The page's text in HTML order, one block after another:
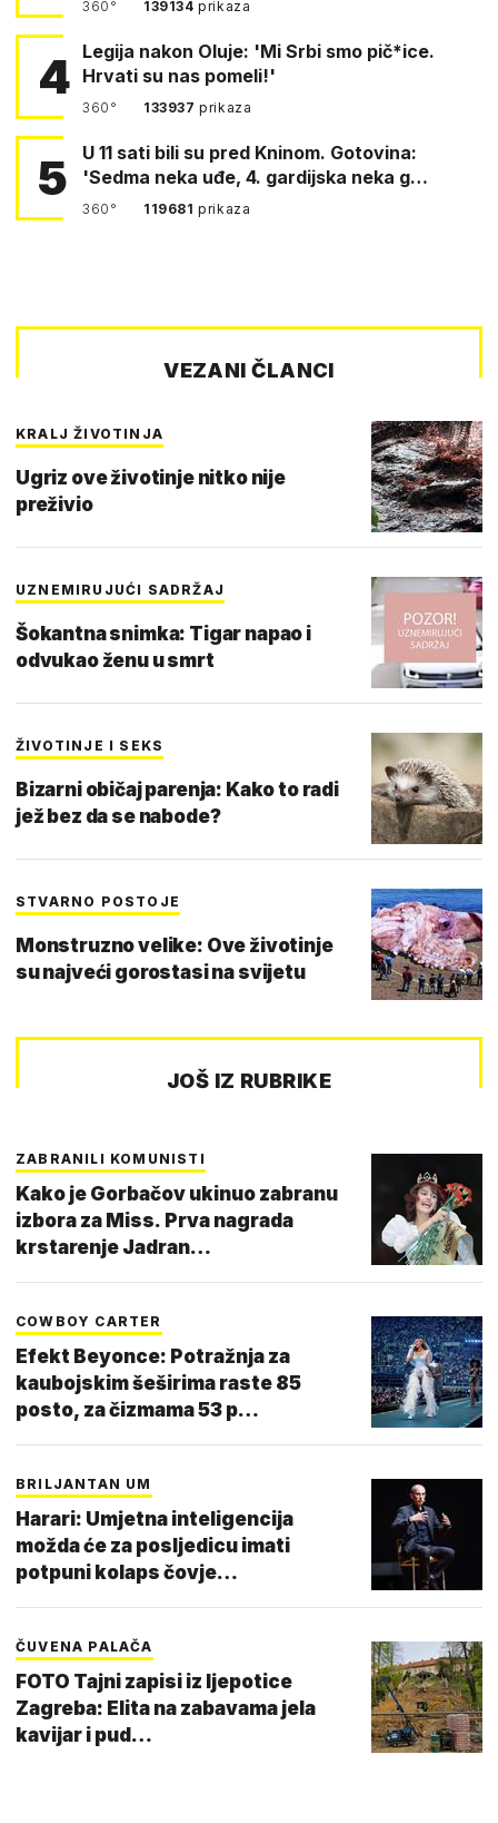
360° 139134prikaza
4 Legija nakon Oluje: 'Mi Srbi smo pič*ice.
Hrvati su nas pomeli!'
360° 133937prikaza
5
U 11 sati bili su pred Kninom. Gotovina:
'Sedma neka uđe, 4. gardijska neka g…
360° 119681prikaza
VEZANI ČLANCI
KRALJ ŽIVOTINJA
Ugriz ove životinje nitko nije
preživio
UZNEMIRUJUĆI SADRŽAJ
Šokantna snimka: Tigar napao i
odvukao ženu u smrt
ŽIVOTINJE I SEKS
Bizarni običaj parenja: Kako to radi
jež bez da se nabode?
STVARNO POSTOJE
Monstruzno velike: Ove životinje
su najveći gorostasi na svijetu
JOŠ IZ RUBRIKE
ZABRANILI KOMUNISTI
Kako je Gorbačov ukinuo zabranu
izbora za Miss. Prva nagrada
krstarenje Jadran…
COWBOY CARTER
Efekt Beyonce: Potražnja za
kaubojskim šeširima raste 85
posto, za čizmama 53 p…
BRILJANTAN UM
Harari: Umjetna inteligencija
možda će za posljedicu imati
potpuni kolaps čovje…
ČUVENA PALAČA
FOTO Tajni zapisi iz ljepotice
Zagreba: Elita na zabavama jela
kavijar i pud…